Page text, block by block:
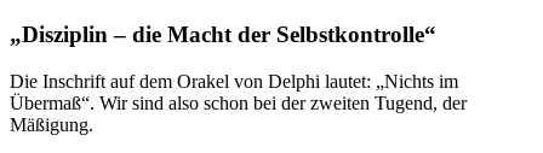
„Disziplin – die Macht der Selbstkontrolle“
Die Inschrift auf dem Orakel von Delphi lautet: „Nichts im
Übermaß“. Wir sind also schon bei der zweiten Tugend, der
Mäßigung.